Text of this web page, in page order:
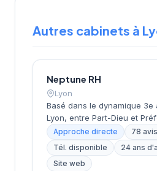
Autres cabinets à
Neptune RH
Lyon
Basé dans le dynamique 3e
Lyon, entre Part-Dieu et
de recrutement développe
ses locaux de la rue
PERRIOLAT, il accompagne
dans leurs recherches de
Approche directe
78 avis
Tél. disponible
24 ans
Site web